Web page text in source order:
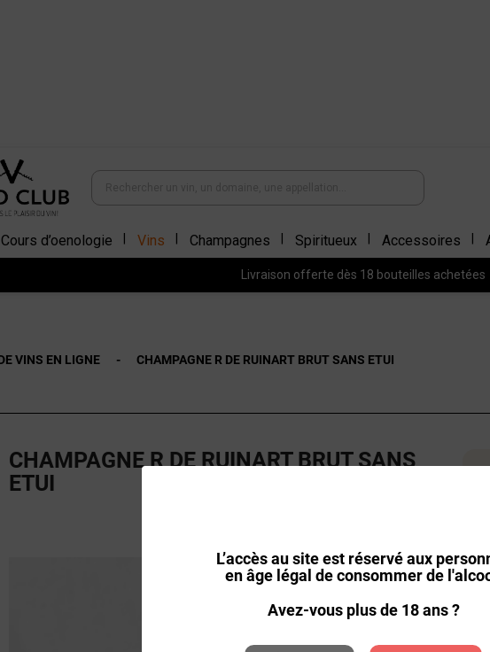
L’accès au site est réservé aux
en âge légal de consommer de
Avez-vous plus de 18 ans ?
Cours d’oenologie Vins Champagnes Spiritueux Accessoires
Livraison offerte dès 18 bouteilles achetées
VINS EN LIGNE CHAMPAGNE R DE RUINART BRUT SANS ETUI
CHAMPAGNE R DE RUINART BRUT SANS
ETUI